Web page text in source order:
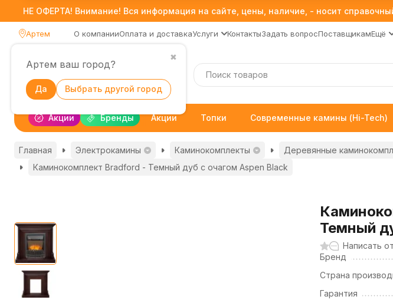
НЕ ОФЕРТА! Внимание! Вся информация на сайте, цены, наличие, - носит
Артем
✖
Артем ваш город?
Да Выбрать другой город
О компанииОплата и доставкаУслуги КонтактыЗадать вопросПоставщикамЕщё
Акции Бренды Акции Топки Современные камины (Hi-Tech)
Главная Электрокамины Каминокомплекты
Деревянные
Каминокомплект Bradford - Темный дуб с очагом Aspen Black
Темный
Написать
Бренд
Страна
Гарантия